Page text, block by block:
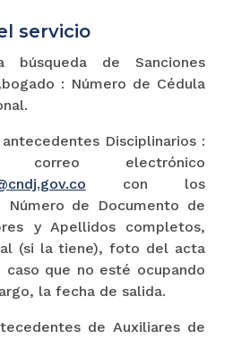
servicio
búsqueda de Sanciones
: Número de Cédula
Disciplinarios :
electrónico
con los
Número de Documento de
y Apellidos completos,
(si la tiene), foto del acta
caso que no esté ocupando
la fecha de salida.
de Auxiliares de